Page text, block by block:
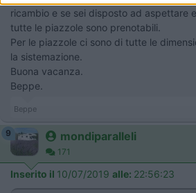
ricambio e se sei disposto ad aspettare
tutte le piazzole sono prenotabili.
Per le piazzole ci sono di tutte le
la sistemazione.
Buona vacanza.
Beppe.
Beppe
9 mondiparalleli
171
Inserito il 10/07/2019 alle: 22:56:23